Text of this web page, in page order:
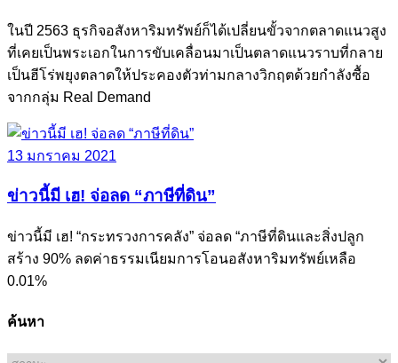
ในปี 2563 ธุรกิจอสังหาริมทรัพย์ก็ได้เปลี่ยนขั้วจากตลาดแนวสูง
ที่เคยเป็นพระเอกในการขับเคลื่อนมาเป็นตลาดแนวราบที่กลาย
เป็นฮีโร่พยุงตลาดให้ประคองตัวท่ามกลางวิกฤตด้วยกำลังซื้อ
จากกลุ่ม Real Demand
13 มกราคม 2021
ข่าวนี้มี เฮ! จ่อลด “ภาษีที่ดิน”
ข่าวนี้มี เฮ! “กระทรวงการคลัง” จ่อลด “ภาษีที่ดินและสิ่งปลูก
สร้าง 90% ลดค่าธรรมเนียมการโอนอสังหาริมทรัพย์เหลือ
0.01%
ค้นหา